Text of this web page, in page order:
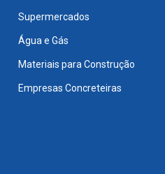
Supermercados
Água e Gás
Materiais para Construção
Empresas Concreteiras